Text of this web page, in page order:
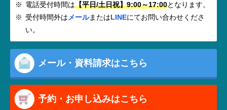
電話受付時間は【平日/土日祝】9:00～17:00となります。
受付時間外はメールまたはLINEにてお問い合わせくださ
い。
メール・資料請求はこちら
予約・お申し込みはこちら